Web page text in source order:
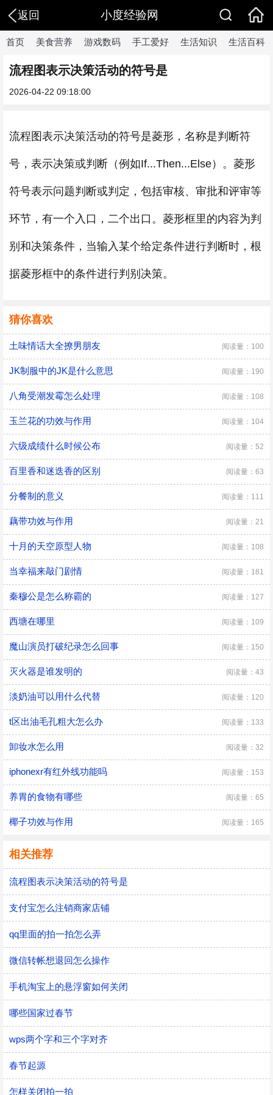
返回 小度经验网
首页 美食营养 游戏数码 手工爱好 生活知识 生活百科
流程图表示决策活动的符号是
2026-04-22 09:18:00
流程图表示决策活动的符号是菱形，名称是判断符
号，表示决策或判断（例如If...Then...Else）。菱形
符号表示问题判断或判定，包括审核、审批和评审等
环节，有一个入口，二个出口。菱形框里的内容为判
别和决策条件，当输入某个给定条件进行判断时，根
据菱形框中的条件进行判别决策。
猜你喜欢
土味情话大全撩男朋友 阅读量：100
JK制服中的JK是什么意思 阅读量：190
八角受潮发霉怎么处理 阅读量：108
玉兰花的功效与作用 阅读量：104
六级成绩什么时候公布 阅读量：52
百里香和迷迭香的区别 阅读量：63
分餐制的意义 阅读量：111
藕带功效与作用 阅读量：21
十月的天空原型人物 阅读量：108
当幸福来敲门剧情 阅读量：181
秦穆公是怎么称霸的 阅读量：127
西塘在哪里 阅读量：109
魔山演员打破纪录怎么回事 阅读量：150
灭火器是谁发明的 阅读量：43
淡奶油可以用什么代替 阅读量：120
t区出油毛孔粗大怎么办 阅读量：133
卸妆水怎么用 阅读量：32
iphonexr有红外线功能吗 阅读量：153
养胃的食物有哪些 阅读量：65
椰子功效与作用 阅读量：165
相关推荐
流程图表示决策活动的符号是
支付宝怎么注销商家店铺
qq里面的拍一拍怎么弄
微信转帐想退回怎么操作
手机淘宝上的悬浮窗如何关闭
哪些国家过春节
wps两个字和三个字对齐
春节起源
怎样关闭拍一拍